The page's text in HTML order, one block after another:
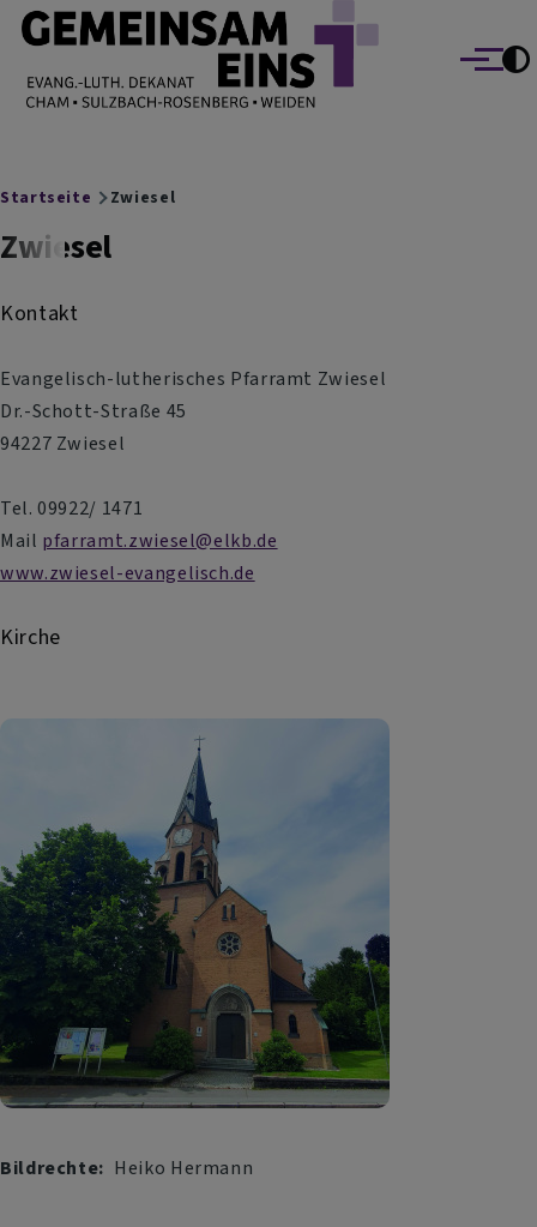
Direkt zum Inhalt
EVANG.-LUTH. DEKANAT GEMEINSAM EINS
Cham Sulzbach-Rosenberg Weiden
Menü
Breadcrumb
Startseite Zwiesel
Zwiesel
Kontakt
Evangelisch-lutherisches Pfarramt Zwiesel
Dr.-Schott-Straße 45
94227 Zwiesel
Tel. 09922/ 1471
Mail pfarramt.zwiesel@elkb.de
www.zwiesel-evangelisch.de
Kirche
Bildrechte Heiko Hermann